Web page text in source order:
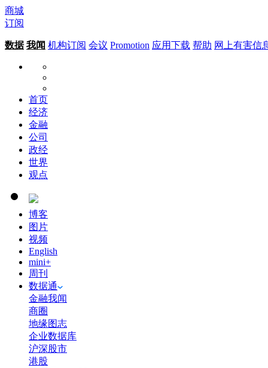
商城
订阅
数据 我闻 机构订阅 会议 Promotion 应用下载 帮助 网上有害信
首页
经济
金融
公司
政经
世界
观点
博客
图片
视频
English
mini+
周刊
数据通
金融我闻
商圈
地缘图志
企业数据库
沪深股市
港股